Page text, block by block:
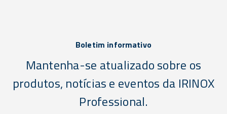
Boletim informativo
Mantenha-se atualizado sobre os
produtos, notícias e eventos da IRINOX
Professional.